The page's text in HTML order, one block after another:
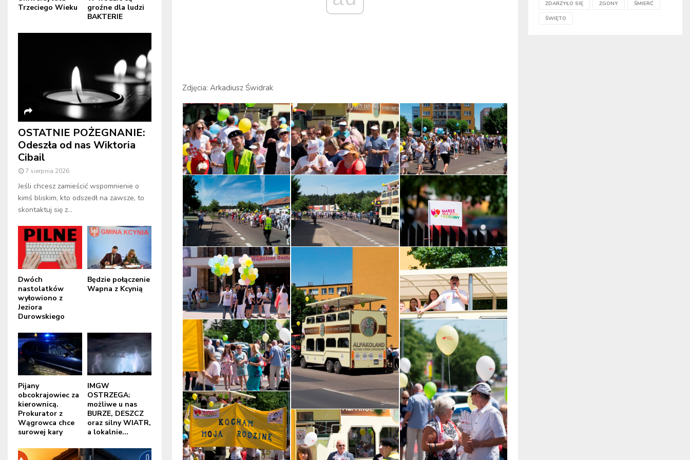
Zdjęcia: Arkadiusz Świdrak
Trzeciego Wieku
groźne dla ludzi
BAKTERIE
OSTATNIE POŻEGNANIE:
Odeszła od nas Wiktoria
Cibail
7 sierpnia 2026
Jeśli chcesz zamieścić wspomnienie o
kimś bliskim, kto odszedł na zawsze, to
skontaktuj się z...
Dwóch
nastolatków
wyłowiono z
Jeziora
Durowskiego
Będzie połączenie
Wapna z Kcynią
Pijany
obcokrajowiec za
kierownicą.
Prokurator z
Wągrowca chce
surowej kary
IMGW
OSTRZEGA:
możliwe u nas
BURZE, DESZCZ
oraz silny WIATR,
a lokalnie...
ZDARZYŁO SIĘ ZGONY ŚMIERĆ
ŚWIĘTO